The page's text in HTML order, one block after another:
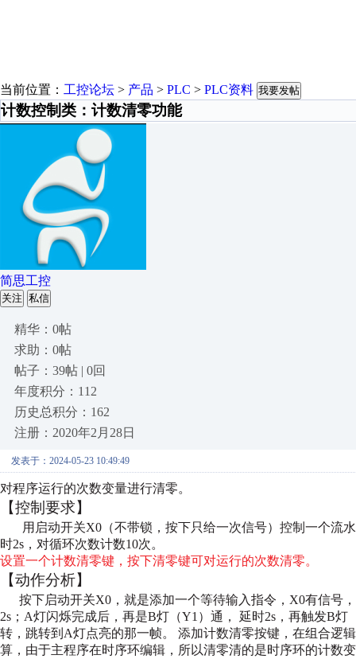
当前位置： 工控论坛 > 产品 > PLC > PLC资料 我要发帖
计数控制类：计数清零功能
简思工控
关注 私信
精华：0帖
求助：0帖
帖子：39帖 | 0回
年度积分：112
历史总积分：162
注册：2020年2月28日
发表于：2024-05-23 10:49:49
对程序运行的次数变量进行清零。
【控制要求】
用启动开关X0（不带锁，按下只给一次信号）控制一个流
时2s，对循环次数计数10次。
设置一个计数清零键，按下清零键可对运行的次数清零。
【动作分析】
按下启动开关X0，就是添加一个等待输入指令，X0有信号
2s；A灯闪烁完成后，再是B灯（Y1）通， 延时2s，再触发B灯
转，跳转到A灯点亮的那一帧。 添加计数清零按键，在组合逻
算，由于主程序在时序环编辑，所以清零清的是时序环的计数